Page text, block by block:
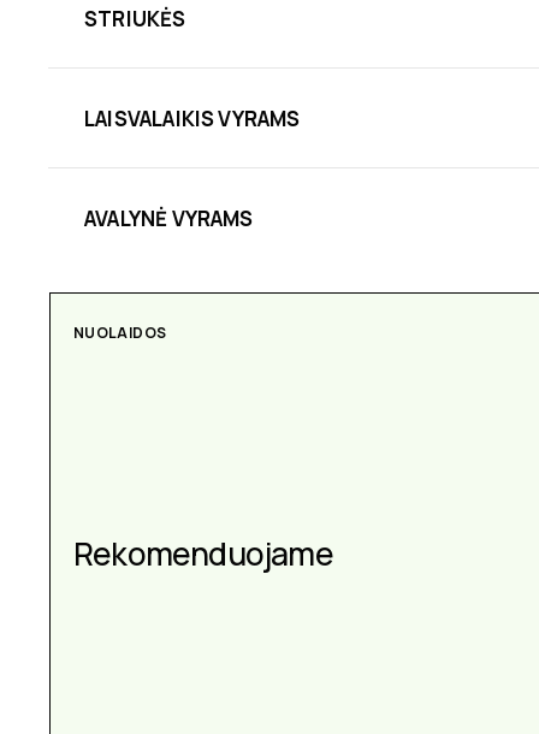
STRIUKĖS
LAISVALAIKIS VYRAMS
AVALYNĖ VYRAMS
NUOLAIDOS
Rekomenduojame
AKSESUARAI
Aksesuarai kiekvienai
progai